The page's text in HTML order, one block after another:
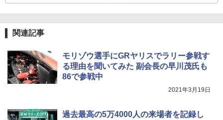
関連記事
モリゾウ選手にGRヤリスでラリー参戦す
る理由を聞いてみた 副会長の早川茂氏も
86で参戦中
2021年3月19日
過去最高の5万4000人の来場者を記録し